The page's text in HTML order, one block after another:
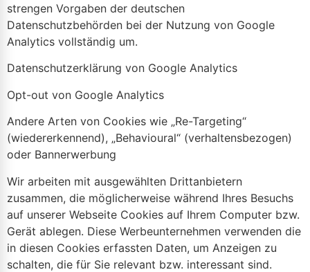
strengen Vorgaben der deutschen
Datenschutzbehörden bei der Nutzung von Google
Analytics vollständig um.
Datenschutzerklärung von Google Analytics
Opt-out von Google Analytics
Andere Arten von Cookies wie „Re-Targeting“
(wiedererkennend), „Behavioural“ (verhaltensbezogen)
oder Bannerwerbung
Wir arbeiten mit ausgewählten Drittanbietern
zusammen, die möglicherweise während Ihres Besuchs
auf unserer Webseite Cookies auf Ihrem Computer bzw.
Gerät ablegen. Diese Werbeunternehmen verwenden die
in diesen Cookies erfassten Daten, um Anzeigen zu
schalten, die für Sie relevant bzw. interessant sind.